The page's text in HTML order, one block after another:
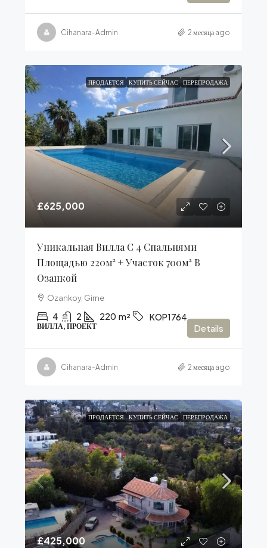
Cihanara-Admin 2 месяца ago
ПРОДАЕТСЯ КУПИТЬ СЕЙЧАС ПЕРЕПРОДАЖА
£625,000
Уникальная Вилла С 4 Спальнями
Площадью 220м² + Участок 700м² В
Озанкой
Ozankoy, Girne
4 2 220 m² KOP1764
ВИЛЛА, ПРОЕКТ Details
Cihanara-Admin 2 месяца ago
ПРОДАЕТСЯ КУПИТЬ СЕЙЧАС ПЕРЕПРОДАЖА
£425,000